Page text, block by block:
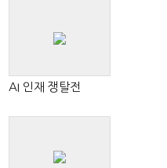
AI 인재 쟁탈전